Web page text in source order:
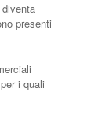
presenti
i quali